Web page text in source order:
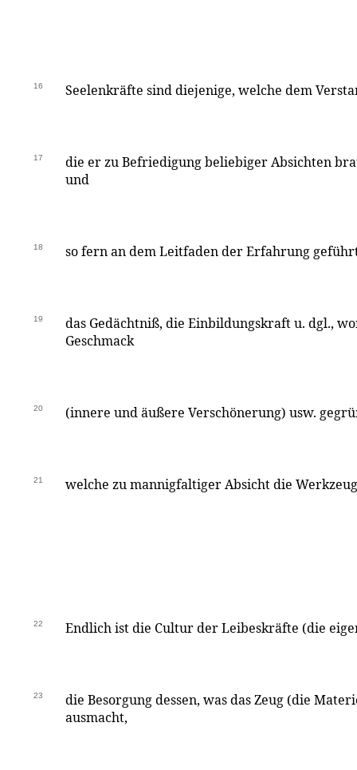
16 Seelenkräfte sind diejenige, welche dem
17
die er zu Befriedigung beliebiger Absichten
und
18 so fern an dem Leitfaden der Erfahrung
19
das Gedächtniß, die Einbildungskraft u. dgl.,
Geschmack
20 (innere und äußere Verschönerung) usw.
21 welche zu mannigfaltiger Absicht die
22 Endlich ist die Cultur der Leibeskräfte (die
23
die Besorgung dessen, was das Zeug (die
ausmacht,